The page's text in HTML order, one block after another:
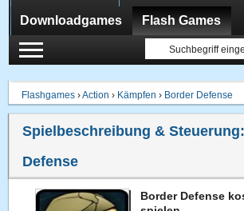
Downloadgames Flash Games
Flashgames ›Action › Kämpfen › Border Defense
Spielbeschreibung & Steuerung:
Defense
Border Defense